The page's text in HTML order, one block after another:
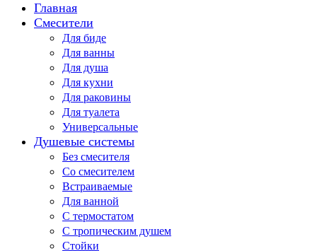
Главная
Смесители
Для биде
Для ванны
Для душа
Для кухни
Для раковины
Для туалета
Универсальные
Душевые системы
Без смесителя
Со смесителем
Встраиваемые
Для ванной
С термостатом
С тропическим душем
Стойки